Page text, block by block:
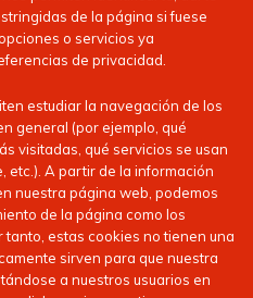
de la página si fuese
o servicios ya
de privacidad.
estudiar la navegación de los
general (por ejemplo, qué
visitadas, qué servicios se usan
etc.). A partir de la información
nuestra página web, podemos
de la página como los
estas cookies no tienen una
sirven para que nuestra
a nuestros usuarios en